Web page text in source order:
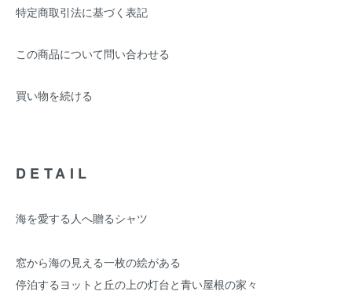
特定商取引法に基づく表記
この商品について問い合わせる
買い物を続ける
DETAIL
海を愛する人へ贈るシャツ
窓から海の見える一枚の絵がある
停泊するヨットと丘の上の灯台と青い屋根の家々